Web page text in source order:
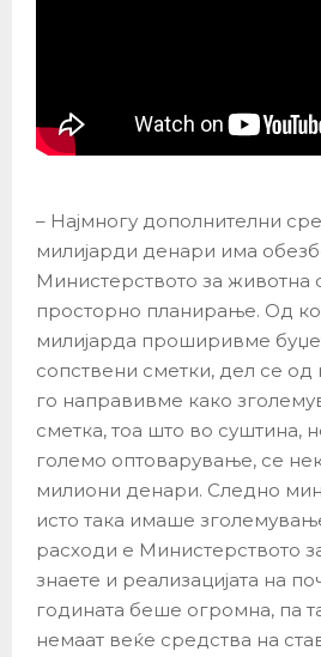
– Најмногу дополнителни
милијарди денари има
Министерството за животна
просторно планирање. Од
милијарда проширивме
сопствени сметки, дел се
го направивме како
сметка, тоа што во суштина,
големо оптоварување, се
милиони денари. ​Следно
исто така имаше
расходи е Министерството
знаете и реализацијата на
годината беше огромна, па
немаат веќе средства на